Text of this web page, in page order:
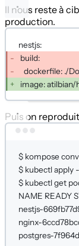
Il nous reste à
production.
nestjs:
build:
dockerfile: ./
image: atilbian/
Puis on
$ kompose
$ kubectlapply
$ kubectlget
NAME READY
nestjs-
nginx-
postgres-